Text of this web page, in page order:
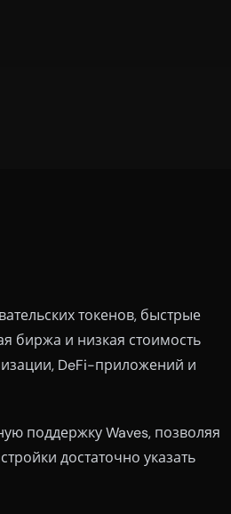
токенов, быстрые
биржа и низкая стоимость
DeFi-приложений и
поддержку Waves, позволяя
достаточно указать